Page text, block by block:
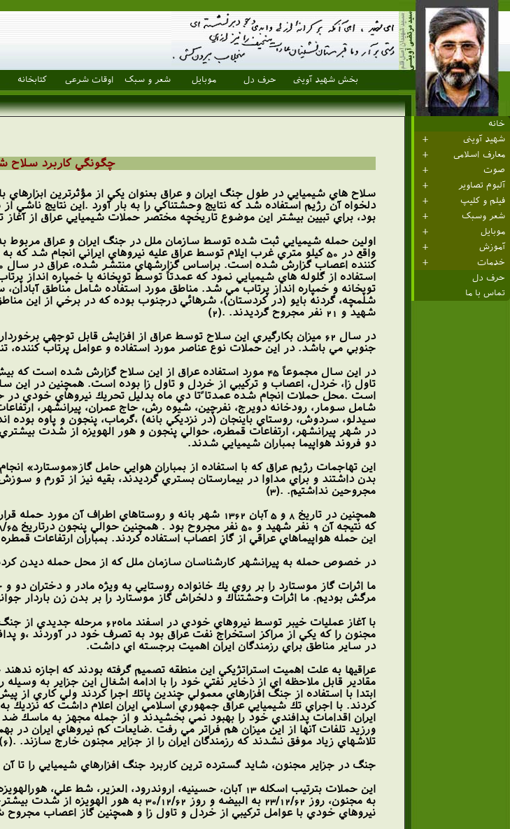
بخش شهید آوینی حرف دل موبایل شعر و سبک اوقات شرعی کتابخانه
خانه
شهید آوینی
معارف اسلامی
صوت
آلبوم تصاویر
فیلم و کلیپ
شعر وسبک
موبایل
آموزش
خدمات
حرف دل
تماس با ما
چگونگي كاربرد سلاح
سلاح هاي شيميايي در طول جنگ ايران و عراق بعنوان يكي از مؤثرترين
دلخواه آن رژيم استفاده شد كه نتايج وحشتناكي را به بار آورد .اين نتايج
بود، براي تبيين بيشتر اين موضوع تاريخچه مختصر حملات شيميايي عراق از آغاز
واقع در 50 كيلو متري غرب ايلام توسط عراق عليه نيروهاي ايراني انجام
شهيد و 21 نفر مجروح گرديدند. .(2)
جنوبي مي باشد. در اين حملات نوع عناصر مورد استفاده و عوامل پرتاب كننده،
در اين سال مجموعاً 45 مورد استفاده عراق از اين سلاح گزارش
تاول زا، خردل، اعصاب و تركيبي از خردل و تاول زا بوده است. همچنين در اين سال
شامل سومار، رودخانه دويرج، نفرچين، شيوه رش، حاج عمران، پيرانشهر،
دو فروند هواپيما بمباران شيميايي شدند.
بدن داشتند و براي مداوا در بيمارستان بستري گرديدند، بقيه نيز از تورم و
مجروحين نداشتيم. .(3)
همچنين در تاريخ 8 و 5 آبان 1362 شهر بانه و روستاهاي
اين حمله هواپيماهاي عراقي از گاز اعصاب استفاده كردند. بمباران ارتفاعات قمطره با گاز تاول زا در 23/5/65 با200 زخمي نيز، در
در خصوص حمله به پيرانشهر كارشناسان سازمان ملل كه از محل حمله ديدن
ما اثرات گاز موستارد را بر روي يك خانواده روستايي به ويژه مادر و
مرگش بوديم. ما اثرات وحشتناك و دلخراش گاز موستارد را بر بدن زن باردار
با آغاز عمليات خيبر توسط
مجنون را كه يكي از مراكز استخراج نفت عراق بود به تصرف خود در آوردند ،و
در ساير مناطق براي رزمندگان ايران اهميت برجسته اي داشت.
عراقيها به علت اهميت استراتژيكي اين منطقه تصميم گرفته بودند كه اجازه
مقادير قابل ملاحظه اي از ذخاير نفتي خود را با ادامه اشغال اين جزاير به
ابتدا با استفاده از جنگ افزارهاي معمولي چندين پاتك اجرا كردند ولي كاري از
ايران اقدامات پدافندي خود را بهبود نمي بخشيدند و از جمله مجهز به ماسك
ورزيد تلفات آنها از اين ميزان هم فراتر مي رفت .ضايعات كم نيروهاي ايران
تلاشهاي زياد موفق نشدند كه رزمندگان ايران را از جزاير مجنون خارج سازند. .(6)
جنگ در جزاير مجنون، شايد گسترده ترين كاربرد جنگ افزارهاي شيميايي را تا
نيروهاي خودي با عوامل تركيبي از خردل و تاول زا و همچنين گاز اعصاب مجروح